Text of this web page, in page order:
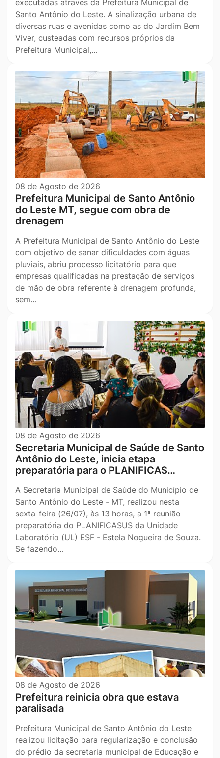
executadas através da Prefeitura Municipal de
Santo Antônio do Leste. A sinalização urbana de
diversas ruas e avenidas como as do Jardim Bem
Viver, custeadas com recursos próprios da
Prefeitura Municipal,…
08 de Agosto de 2026
Prefeitura Municipal de Santo Antônio
do Leste MT, segue com obra de
drenagem
A Prefeitura Municipal de Santo Antônio do Leste
com objetivo de sanar dificuldades com águas
pluviais, abriu processo licitatório para que
empresas qualificadas na prestação de serviços
de mão de obra referente à drenagem profunda,
sem…
08 de Agosto de 2026
Secretaria Municipal de Saúde de Santo
Antônio do Leste, inicia etapa
preparatória para o PLANIFICAS…
A Secretaria Municipal de Saúde do Município de
Santo Antônio do Leste - MT, realizou nesta
sexta-feira (26/07), às 13 horas, a 1ª reunião
preparatória do PLANIFICASUS da Unidade
Laboratório (UL) ESF - Estela Nogueira de Souza.
Se fazendo…
08 de Agosto de 2026
Prefeitura reinicia obra que estava
paralisada
Prefeitura Municipal de Santo Antônio do Leste
realizou licitação para regularização e conclusão
do prédio da secretaria municipal de Educação e